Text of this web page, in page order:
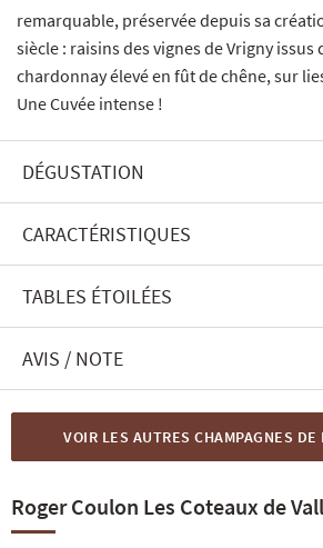
remarquable, préservée depuis sa
siècle : raisins des vignes de Vrigny
chardonnay élevé en fût de chêne, sur
Une Cuvée intense !
DÉGUSTATION
CARACTÉRISTIQUES
TABLES ÉTOILÉES
AVIS / NOTE
VOIR LES AUTRES CHAMPAGNES DE
Roger Coulon Les Coteaux de